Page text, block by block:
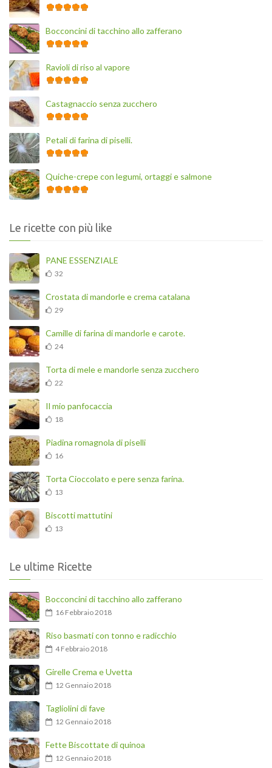
Bocconcini di tacchino allo zafferano
Ravioli di riso al vapore
Castagnaccio senza zucchero
Petali di farina di piselli.
Quiche-crepe con legumi, ortaggi e salmone
Le ricette con più like
PANE ESSENZIALE
32
Crostata di mandorle e crema catalana
29
Camille di farina di mandorle e carote.
24
Torta di mele e mandorle senza zucchero
22
Il mio panfocaccia
18
Piadina romagnola di piselli
16
Torta Cioccolato e pere senza farina.
13
Biscotti mattutini
13
Le ultime Ricette
Bocconcini di tacchino allo zafferano
16 Febbraio 2018
Riso basmati con tonno e radicchio
4 Febbraio 2018
Girelle Crema e Uvetta
12 Gennaio 2018
Tagliolini di fave
12 Gennaio 2018
Fette Biscottate di quinoa
12 Gennaio 2018